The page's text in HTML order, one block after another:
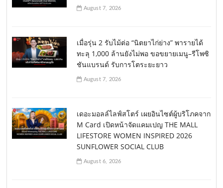
August 7, 2026
เมื่อรุ่น 2 รับไม้ต่อ “นิตยาไก่ย่าง” พารายได้
ทะลุ 1,000 ล้านยังไม่พอ ขอขยายเมนู–รีโพซิ
ชันแบรนด์ รับการโตระยะยาว
August 7, 2026
เดอะมอลล์ไลฟ์สโตร์ เผยอินไซต์ผู้บริโภคจาก
M Card เปิดหน้าจัดแคมเปญ THE MALL
LIFESTORE WOMEN INSPIRED 2026
SUNFLOWER SOCIAL CLUB
August 6, 2026